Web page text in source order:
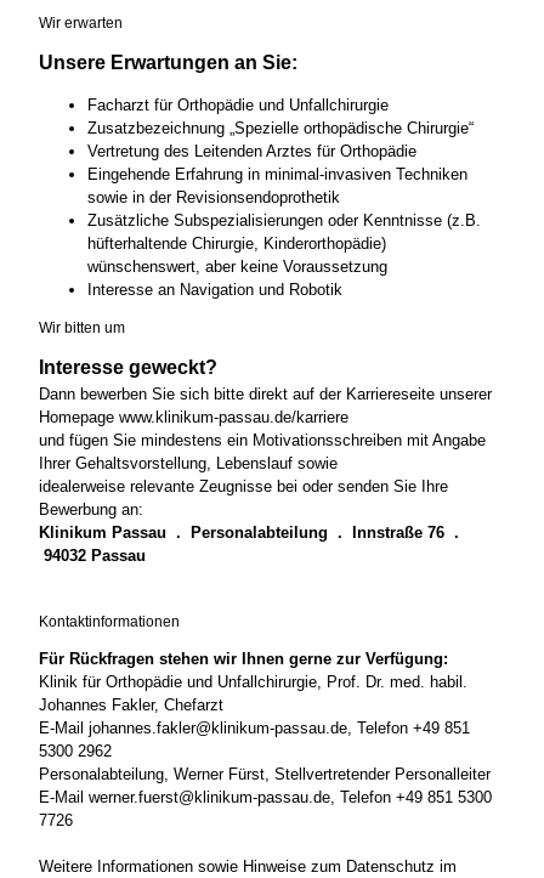
Wir erwarten
Unsere Erwartungen an Sie:
Facharzt für Orthopädie und Unfallchirurgie
Zusatzbezeichnung „Spezielle orthopädische Chirurgie“
Vertretung des Leitenden Arztes für Orthopädie
Eingehende Erfahrung in minimal-invasiven Techniken
sowie in der Revisionsendoprothetik
Zusätzliche Subspezialisierungen oder Kenntnisse (z.B.
hüfterhaltende Chirurgie, Kinderorthopädie)
wünschenswert, aber keine Voraussetzung
Interesse an Navigation und Robotik
Wir bitten um
Interesse geweckt?
Dann bewerben Sie sich bitte direkt auf der Karriereseite unserer
Homepage www.klinikum-passau.de/karriere
und fügen Sie mindestens ein Motivationsschreiben mit Angabe
Ihrer Gehaltsvorstellung, Lebenslauf sowie
idealerweise relevante Zeugnisse bei oder senden Sie Ihre
Bewerbung an:
Klinikum Passau . Personalabteilung . Innstraße 76 .
94032 Passau
Kontaktinformationen
Für Rückfragen stehen wir Ihnen gerne zur Verfügung:
Klinik für Orthopädie und Unfallchirurgie, Prof. Dr. med. habil.
Johannes Fakler, Chefarzt
E-Mail johannes.fakler@klinikum-passau.de, Telefon +49 851
5300 2962
Personalabteilung, Werner Fürst, Stellvertretender Personalleiter
E-Mail werner.fuerst@klinikum-passau.de, Telefon +49 851 5300
7726
Weitere Informationen sowie Hinweise zum Datenschutz im